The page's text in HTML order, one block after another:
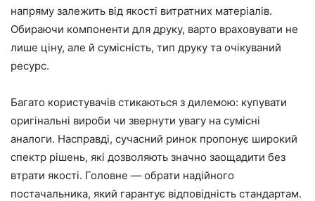
напряму залежить від якості витратних матеріалів.
Обираючи компоненти для друку, варто враховувати не
лише ціну, але й сумісність, тип друку та очікуваний
ресурс.
Багато користувачів стикаються з дилемою: купувати
оригінальні вироби чи звернути увагу на сумісні
аналоги. Насправді, сучасний ринок пропонує широкий
спектр рішень, які дозволяють значно заощадити без
втрати якості. Головне — обрати надійного
постачальника, який гарантує відповідність стандартам.